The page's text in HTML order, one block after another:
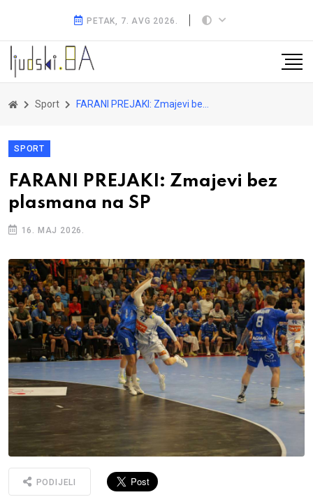
PETAK, 7. AVG 2026.
Sport FARANI PREJAKI: Zmajevi bez plasmana na SP
SPORT
FARANI PREJAKI: Zmajevi bez
plasmana na SP
16. MAJ 2026.
PODIJELI